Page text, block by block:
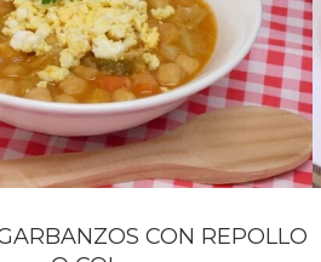
CON REPOLLO